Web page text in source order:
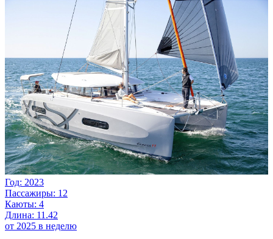
Год: 2023
Пассажиры: 12
Каюты: 4
Длина: 11.42
от 2025 в неделю